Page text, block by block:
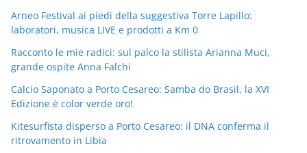
Arneo Festival ai piedi della suggestiva Torre Lapillo:
laboratori, musica LIVE e prodotti a Km 0
Racconto le mie radici: sul palco la stilista Arianna Muci,
grande ospite Anna Falchi
Calcio Saponato a Porto Cesareo: Samba do Brasil, la XVI
Edizione è color verde oro!
Kitesurfista disperso a Porto Cesareo: il DNA conferma il
ritrovamento in Libia